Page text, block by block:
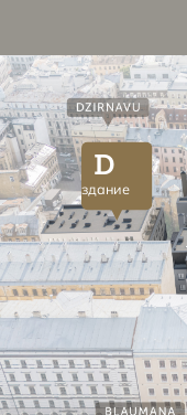
D
здание